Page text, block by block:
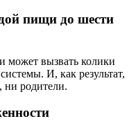
пищи до шести
может вызвать колики
И, как результат,
ни родители.